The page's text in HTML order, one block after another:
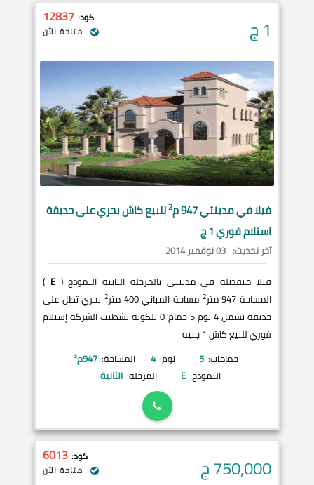
1ج كود: 12837
متاحة الآن
فيلا فيمدينتي 2للبيع كاش بحري على حديقة
استلام فوري 1 ج
آخر تحديث: 03 نوفمبر 2014
فيلا منفصلة في مدينتي بالمرحلة الثانية النموذج (E
)
المساحة 947 متر
2 مساحة المباني 400 متر 2 بحري تطل على
حديقة تشمل 4 نوم 5 حمام 0 بلكونة تشطيب الشركة إستلام
فوري للبيع كاش 1 جنيه
حمامات: 5 نوم: 4 المساحة: 947م²
النموذج: E المرحلة: الثانية
750,000ج كود: 6013
متاحة الآن